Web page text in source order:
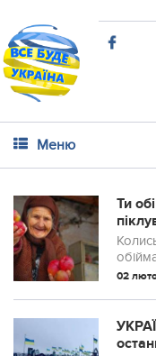
Меню
Ти
руки
02